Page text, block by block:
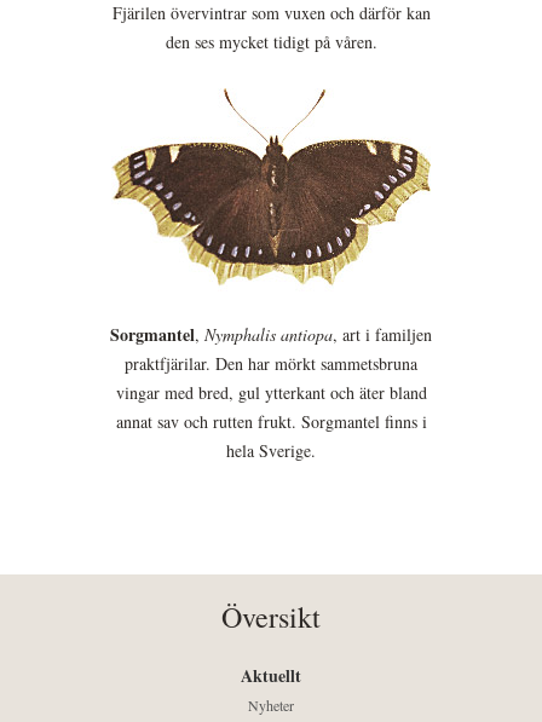
Fjärilen övervintrar som vuxen och därför kan
den ses mycket tidigt på våren.
Sorgmantel, Nymphalis antiopa, art i familjen
praktfjärilar. Den har mörkt sammetsbruna
vingar med bred, gul ytterkant och äter bland
annat sav och rutten frukt. Sorgmantel finns i
hela Sverige.
Översikt
Aktuellt
Nyheter